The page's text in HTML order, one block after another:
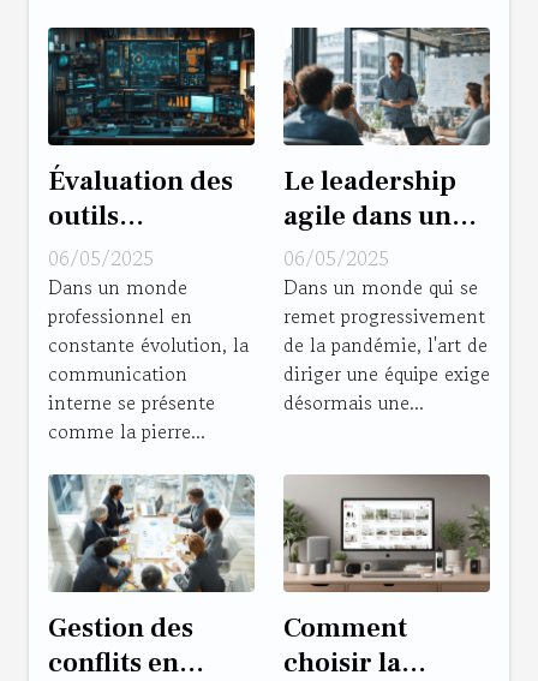
Évaluation des
outils
collaboratifs
pour une
communication
interne
optimisée
06/05/2025
Dans un monde
professionnel en
constante évolution, la
communication
interne se présente
comme la pierre...
Le leadership
agile dans un
monde post-
pandémique
clés pour une
gestion
d'équipe
06/05/2025
Dans un monde qui se
remet progressivement
de la pandémie, l'art de
diriger une équipe exige
désormais une...
Gestion des
conflits en
Comment
choisir la